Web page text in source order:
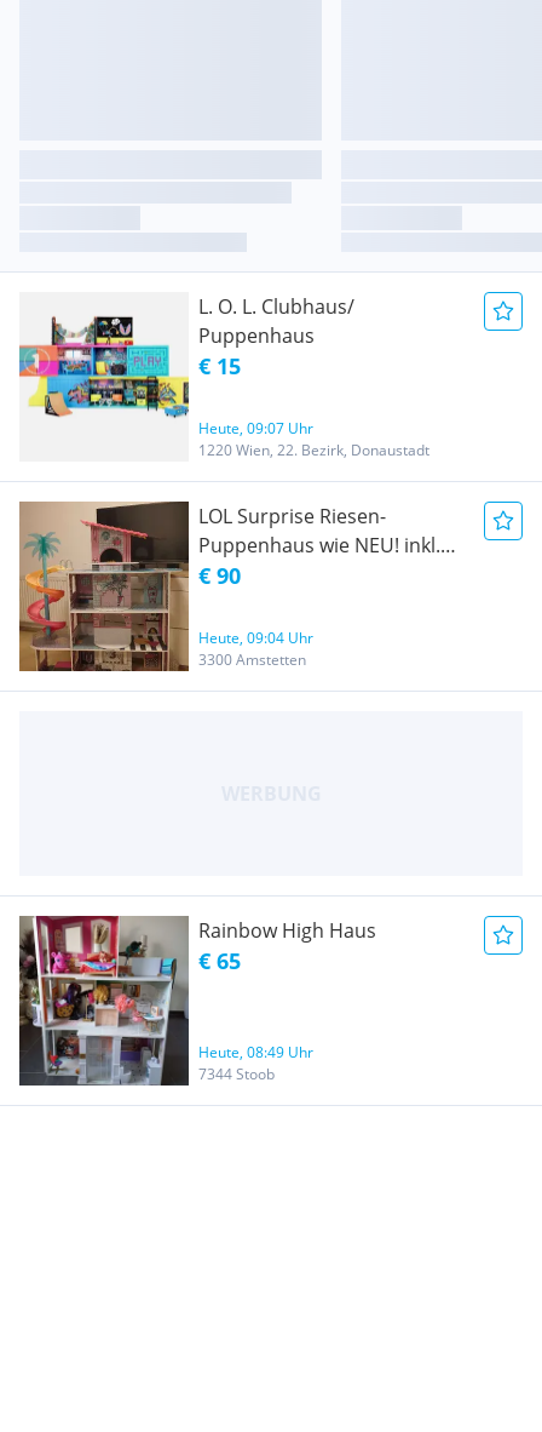
L. O. L. Clubhaus/
Puppenhaus
€ 15
Heute, 09:07 Uhr
1220 Wien, 22. Bezirk, Donaustadt
LOL Surprise Riesen-
Puppenhaus wie NEU! inkl.
toller Einrichtung und Luxus-
€ 90
Heute, 09:04 Uhr
3300 Amstetten
Rainbow High Haus
€ 65
Heute, 08:49 Uhr
7344 Stoob